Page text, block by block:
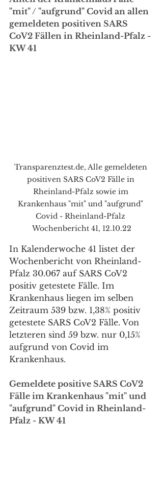
"mit" / "aufgrund" Covid an allen
gemeldeten positiven SARS
CoV2 Fällen in Rheinland-Pfalz -
KW 41
Transparenztest.de, Alle gemeldeten
positiven SARS CoV2 Fälle in
Rheinland-Pfalz sowie im
Krankenhaus "mit" und "aufgrund"
Covid - Rheinland-Pfalz
Wochenbericht 41, 12.10.22
In Kalenderwoche 41 listet der
Wochenbericht von Rheinland-
Pfalz 30.067 auf SARS CoV2
positiv getestete Fälle. Im
Krankenhaus liegen im selben
Zeitraum 539 bzw. 1,38% positiv
getestete SARS CoV2 Fälle. Von
letzteren sind 59 bzw. nur 0,15%
aufgrund von Covid im
Krankenhaus.
Gemeldete positive SARS CoV2
Fälle im Krankenhaus "mit" und
"aufgrund" Covid in Rheinland-
Pfalz - KW 41